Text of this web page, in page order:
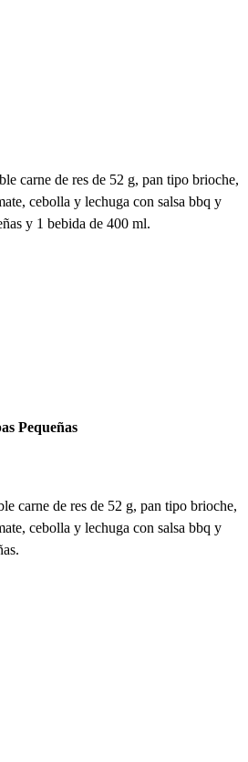
carne de res de 52 g, pan tipo brioche,
cebolla y lechuga con salsa bbq y
y 1 bebida de 400 ml.
Pequeñas
carne de res de 52 g, pan tipo brioche,
cebolla y lechuga con salsa bbq y